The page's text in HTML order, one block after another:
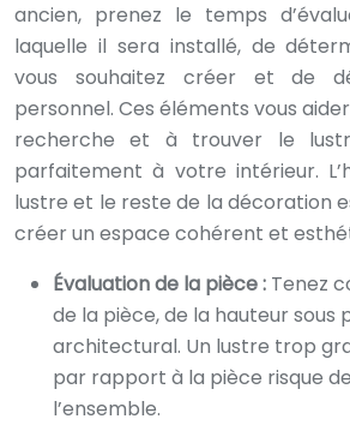
ancien, prenez le temps
laquelle il sera installé, de
vous souhaitez créer et de
personnel. Ces éléments vous
recherche et à trouver le
parfaitement à votre intérieur.
lustre et le reste de la décoration
créer un espace cohérent et
Évaluation de la pièce : Tenez
de la pièce, de la hauteur sous
architectural. Un lustre trop
par rapport à la pièce risque
l’ensemble.